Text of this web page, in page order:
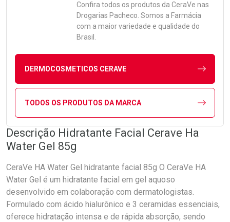
Confira todos os produtos da CeraVe nas
Drogarias Pacheco. Somos a Farmácia
com a maior variedade e qualidade do
Brasil.
DERMOCOSMETICOS CERAVE
TODOS OS PRODUTOS DA MARCA
Descrição Hidratante Facial Cerave Ha
Water Gel 85g
CeraVe HA Water Gel hidratante facial 85g O CeraVe HA
Water Gel é um hidratante facial em gel aquoso
desenvolvido em colaboração com dermatologistas.
Formulado com ácido hialurônico e 3 ceramidas essenciais,
oferece hidratação intensa e de rápida absorção, sendo